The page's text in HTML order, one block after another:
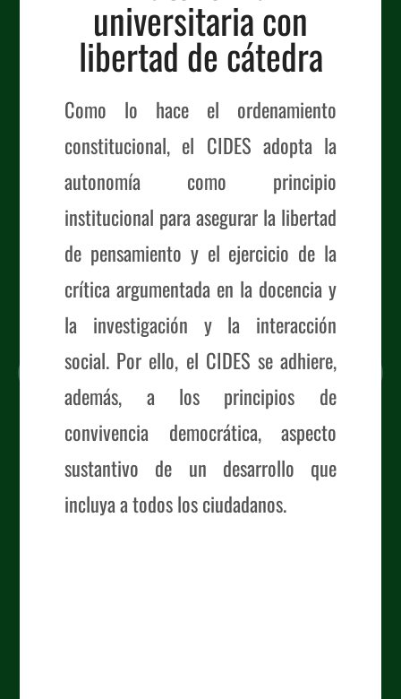
universitaria con
libertad de cátedra
Como lo hace el ordenamiento
constitucional, el CIDES adopta la
autonomía como principio
institucional para asegurar la libertad
de pensamiento y el ejercicio de la
crítica argumentada en la docencia y
la investigación y la interacción
social. Por ello, el CIDES se adhiere,
además, a los principios de
convivencia democrática, aspecto
sustantivo de un desarrollo que
incluya a todos los ciudadanos.